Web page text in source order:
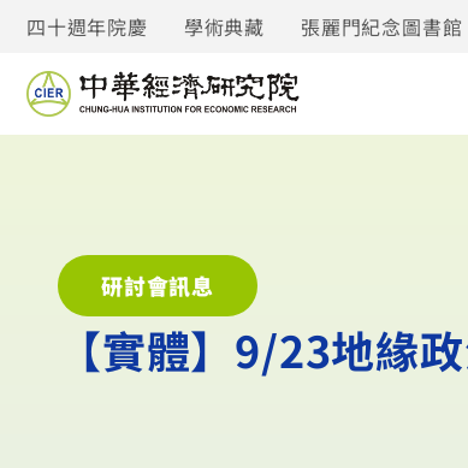
四十週年院慶 學術典藏 張麗門紀念圖書館
研討會訊息
【實體】9/23地緣